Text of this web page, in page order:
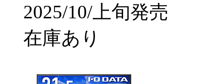
2025/10/上旬発売
在庫あり